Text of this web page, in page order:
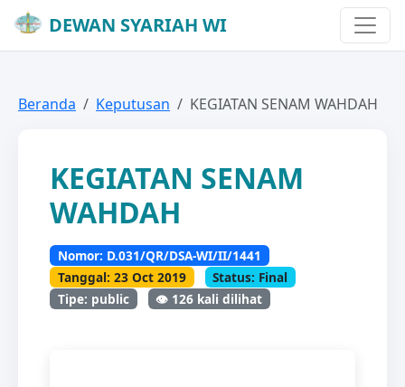
DEWAN SYARIAH WI
Beranda Keputusan KEGIATAN SENAM WAHDAH
KEGIATAN SENAM
WAHDAH
Nomor: D.031/QR/DSA-WI/II/1441
Tanggal: 23 Oct 2019
Status: Final
Tipe: public
👁️ 126 kali dilihat